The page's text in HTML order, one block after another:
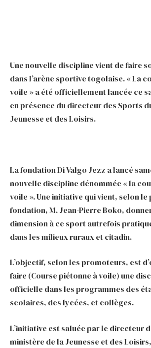
Une nouvelle discipline vient de faire
dans l’arène sportive togolaise. « La
voile » a été officiellement lancée ce
en présence du directeur des Sports
Jeunesse et des Loisirs.
La fondation Di Valgo Jezz a lancé
nouvelle discipline dénommée « la
voile ». Une initiative qui vient, selon
fondation, M. Jean-Pierre Boko,
dimension à ce sport autrefois
dans les milieux ruraux et citadin.
L’objectif, selon les promoteurs, est
faire (Course piétonne à voile) une
officielle dans les programmes des
scolaires, des lycées, et collèges.
L’initiative est saluée par le directeur
ministère de la Jeunesse et des